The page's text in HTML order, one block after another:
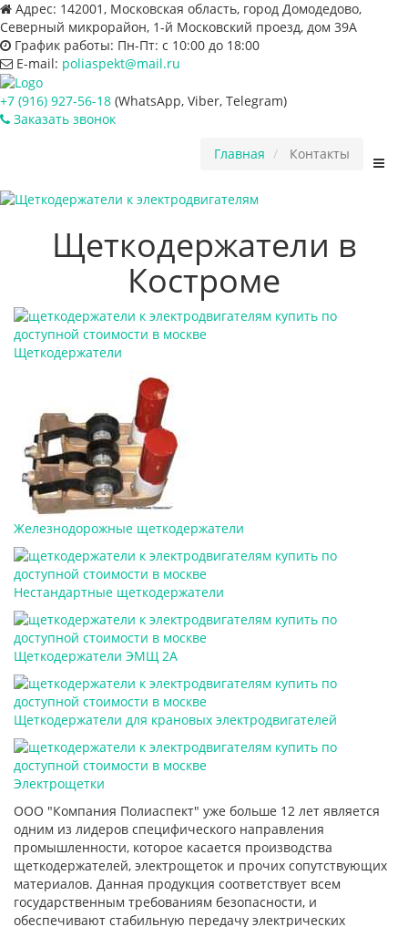
Адрес: 142001, Московская область, город Домодедово,
Северный микрорайон, 1-й Московский проезд, дом 39А
График работы: Пн-Пт: с 10:00 до 18:00
E-mail: poliaspekt@mail.ru
+7 (916) 927-56-18 (WhatsApp, Viber, Telegram)
Заказать звонок
Главная Контакты
Щеткодержатели в
Костроме
Щеткодержатели
Железнодорожные щеткодержатели
Нестандартные щеткодержатели
Щеткодержатели ЭМЩ 2А
Щеткодержатели для крановых электродвигателей
Электрощетки
ООО "Компания Полиаспект" уже больше 12 лет является
одним из лидеров специфического направления
промышленности, которое касается производства
щеткодержателей, электрощеток и прочих сопутствующих
материалов. Данная продукция соответствует всем
государственным требованиям безопасности, и
обеспечивают стабильную передачу электрических